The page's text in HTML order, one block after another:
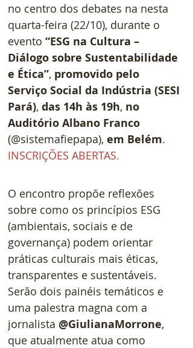
no centro dos debates na nesta
quarta-feira (22/10), durante o
evento “ESG na Cultura –
Diálogo sobre Sustentabilidade
e Ética”, promovido pelo
Serviço Social da Indústria (SESI
Pará), das 14h às 19h, no
Auditório Albano Franco
(@sistemafiepapa), em Belém.
INSCRIÇÕES ABERTAS.
O encontro propõe reflexões
sobre como os princípios ESG
(ambientais, sociais e de
governança) podem orientar
práticas culturais mais éticas,
transparentes e sustentáveis.
Serão dois painéis temáticos e
uma palestra magna com a
jornalista @GiulianaMorrone,
que atualmente atua como